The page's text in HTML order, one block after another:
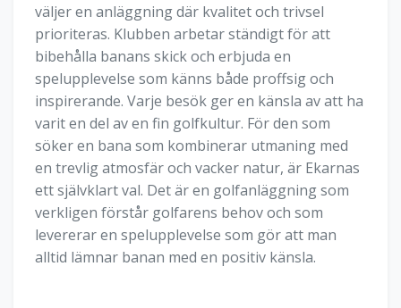
väljer en anläggning där kvalitet och trivsel
prioriteras. Klubben arbetar ständigt för att
bibehålla banans skick och erbjuda en
spelupplevelse som känns både proffsig och
inspirerande. Varje besök ger en känsla av att ha
varit en del av en fin golfkultur. För den som
söker en bana som kombinerar utmaning med
en trevlig atmosfär och vacker natur, är Ekarnas
ett självklart val. Det är en golfanläggning som
verkligen förstår golfarens behov och som
levererar en spelupplevelse som gör att man
alltid lämnar banan med en positiv känsla.